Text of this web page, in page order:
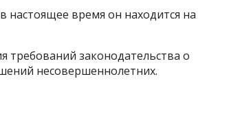
настоящее время он находится на
требований законодательства о
несовершеннолетних.